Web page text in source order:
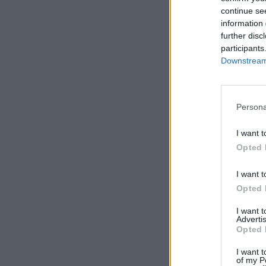
continue
information
further
I want
Opted
I want
Opted
I want
Opted
I want
of my